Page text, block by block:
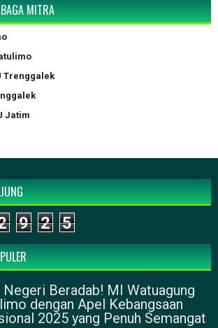
MITRA
Trenggalek
Jatim
9 2 5
Beradab! MI Watuagung
dengan Apel Kebangsaan
2025 yang Penuh Semangat